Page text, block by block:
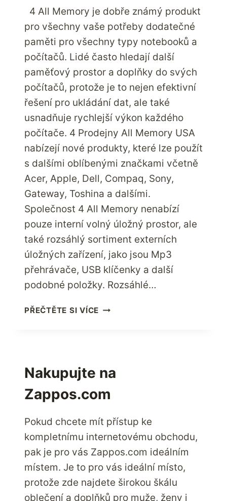
4 All Memory je dobře známý produkt
pro všechny vaše potřeby dodatečné
paměti pro všechny typy notebooků a
počítačů. Lidé často hledají další
paměťový prostor a doplňky do svých
počítačů, protože je to nejen efektivní
řešení pro ukládání dat, ale také
usnadňuje rychlejší výkon každého
počítače. 4 Prodejny All Memory USA
nabízejí nové produkty, které lze použít
s dalšími oblíbenými značkami včetně
Acer, Apple, Dell, Compaq, Sony,
Gateway, Toshina a dalšími.
Společnost 4 All Memory nenabízí
pouze interní volný úložný prostor, ale
také rozsáhlý sortiment externích
úložných zařízení, jako jsou Mp3
přehrávače, USB klíčenky a další
podobné položky. Rozsáhlé…
PŘEČTĚTE SI VÍCE UŽÍVEJTE
4
VŠEM
PAMĚTEM
Nakupujte na
Zappos.com
Pokud chcete mít přístup ke
kompletnímu internetovému obchodu,
pak je pro vás Zappos.com ideálním
místem. Je to pro vás ideální místo,
protože zde najdete širokou škálu
oblečení a doplňků pro muže, ženy i